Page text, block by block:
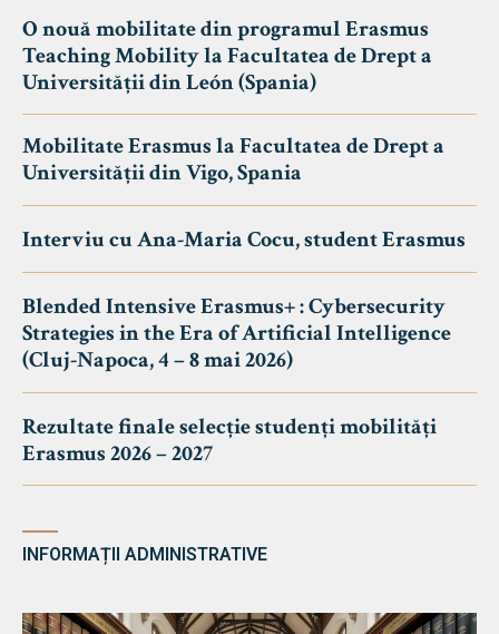
O nouă mobilitate din programul Erasmus
Teaching Mobility la Facultatea de Drept a
Universității din León (Spania)
Mobilitate Erasmus la Facultatea de Drept a
Universității din Vigo, Spania
Interviu cu Ana-Maria Cocu, student Erasmus
Blended Intensive Erasmus+ : Cybersecurity
Strategies in the Era of Artificial Intelligence
(Cluj-Napoca, 4 – 8 mai 2026)
Rezultate finale selecție studenți mobilități
Erasmus 2026 – 2027
INFORMAȚII ADMINISTRATIVE